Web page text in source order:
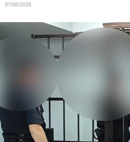
07/08/2026